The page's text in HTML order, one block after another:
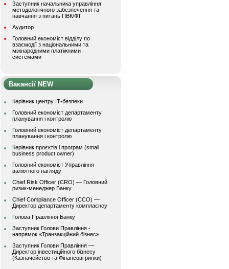
Заступник начальника управління
методологічного забезпечення та
навчання з питань ПВК/ФТ
Аудитор
Головний економіст відділу по
взаємодії з національними та
міжнародними платіжними
системами
Вакансії NEW
Керівник центру ІТ-безпеки
Головний економіст департаменту
планування і контролю
Головний економіст департаменту
планування і контролю
Керівник проєктів і програм (small
business product owner)
Головний економіст Управління
валютного нагляду
Chief Risk Officer (CRO) — Головний
ризик-менеджер Банку
Chief Compliance Officer (CCO) —
Директор департаменту комплаєнсу
Голова Правління Банку
Заступник Голови Правління -
напрямок «Транзакційний бізнес»
Заступник Голови Правління —
Директор інвестиційного бізнесу
(Казначейство та Фінансові ринки)